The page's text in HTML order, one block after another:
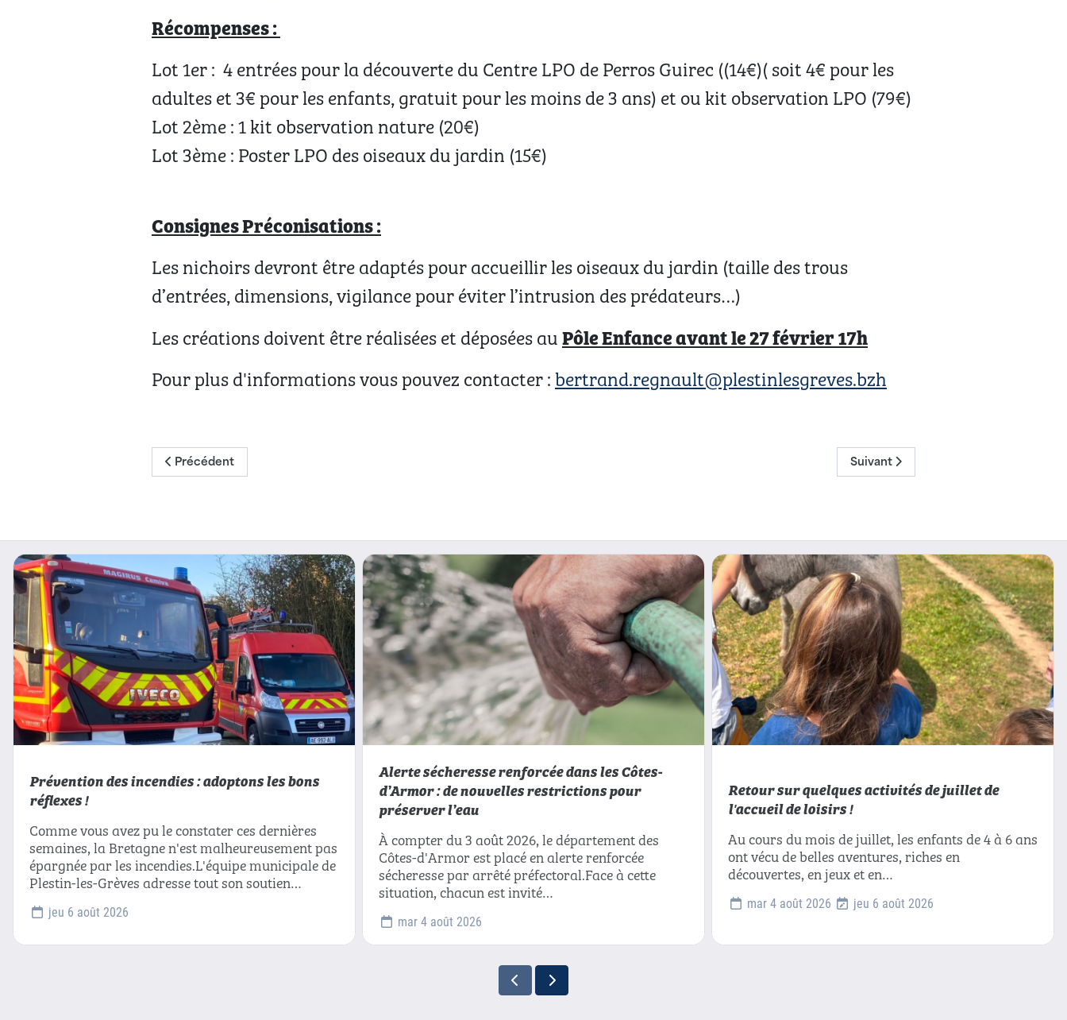
Récompenses :
Lot 1er : 4 entrées pour la découverte du Centre LPO de Perros Guirec ((14€)( soit 4€ pour les
adultes et 3€ pour les enfants, gratuit pour les moins de 3 ans) et ou kit observation LPO (79€)
Lot 2ème : 1 kit observation nature (20€)
Lot 3ème : Poster LPO des oiseaux du jardin (15€)
Consignes Préconisations :
Les nichoirs devront être adaptés pour accueillir les oiseaux du jardin (taille des trous
d’entrées, dimensions, vigilance pour éviter l’intrusion des prédateurs…)
Les créations doivent être réalisées et déposées auPôle Enfance avant le 27 février 17h
Pour plus d'informations vous pouvez contacter :bertrand.regnault@plestinlesgreves.bzh
Article précédent : Remise des prix du concours des vitrines de Noël à Plestin
Précédent Article suivant : Des bornes de
Suivant
Prévention des incendies : adoptons les bons
réflexes !
Comme vous avez pu le constater ces dernières
semaines, la Bretagne n'est malheureusement pas
épargnée par les incendies.L'équipe municipale de
Plestin-les-Grèves adresse tout son soutien…
jeu 6 août 2026
Alerte sécheresse renforcée dans les Côtes-
d’Armor : de nouvelles restrictions pour
préserver l’eau
À compter du 3 août 2026, le département des
Côtes-d'Armor est placé en alerte renforcée
sécheresse par arrêté préfectoral.Face à cette
situation, chacun est invité…
mar 4 août 2026
Retour sur quelques activités de juillet de
l'accueil de loisirs !
Au cours du mois de juillet, les enfants de 4 à 6 ans
ont vécu de belles aventures, riches en
découvertes, en jeux et en…
mar 4 août 2026 jeu 6 août 2026